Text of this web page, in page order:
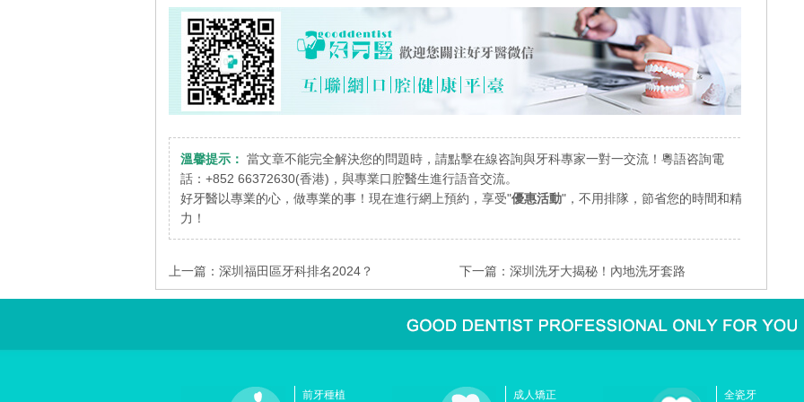
溫馨提示： 當文章不能完全解決您的問題時，請點擊在線咨詢與牙科專家一對一交流！粵語咨詢電
話：+852 66372630(香港)，與專業口腔醫生進行語音交流。
好牙醫以專業的心，做專業的事！現在進行網上預約，享受"優惠活動"，不用排隊，節省您的時間和精
力！
上一篇： 深圳福田區牙科排名2024？ 下一篇：深圳洗牙大揭秘！內地洗牙套路
前牙種植 成人矯正 全瓷牙